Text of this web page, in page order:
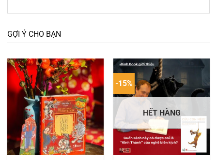
GỢI Ý CHO BẠN
-15%
HẾT HÀNG